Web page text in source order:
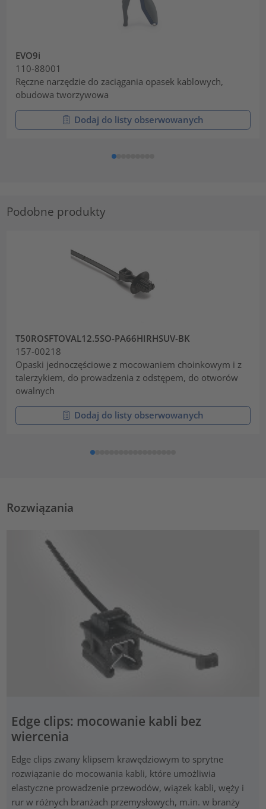
EVO9i
110-88001
Ręczne narzędzie do zaciągania opasek kablowych,
obudowa tworzywowa
Dodaj do listy obserwowanych
Podobne produkty
T50ROSFTOVAL12.5SO-PA66HIRHSUV-BK
157-00218
Opaski jednoczęściowe z mocowaniem choinkowym i z
talerzykiem, do prowadzenia z odstępem, do otworów
owalnych
Dodaj do listy obserwowanych
Rozwiązania
Edge clips: mocowanie kabli bez
wiercenia
Edge clips zwany klipsem krawędziowym to sprytne
rozwiązanie do mocowania kabli, które umożliwia
elastyczne prowadzenie przewodów, wiązek kabli, węży i
rur w różnych branżach przemysłowych, m.in. w branży